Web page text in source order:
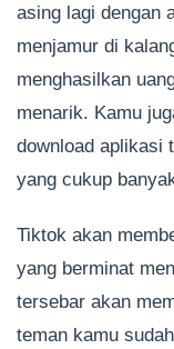
asing lagi dengan
menjamur di
menghasilkan
menarik. Kamu
download aplikasi
yang cukup
Tiktok akan
yang berminat
tersebar akan
teman kamu